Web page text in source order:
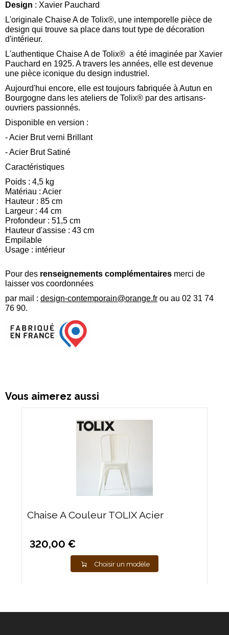
Design : Xavier Pauchard
L'originale Chaise A de Tolix®, une intemporelle pièce de
design qui trouve sa place dans tout type de décoration
d'intérieur.
L'authentique Chaise A de Tolix® a été imaginée par Xavier
Pauchard en 1925. A travers les années, elle est devenue
une pièce iconique du design industriel.
Aujourd'hui encore, elle est toujours fabriquée à Autun en
Bourgogne dans les ateliers de Tolix® par des artisans-
ouvriers passionnés.
Disponible en version :
- Acier Brut verni Brillant
- Acier Brut Satiné
Caractéristiques
Poids : 4,5 kg
Matériau : Acier
Hauteur : 85 cm
Largeur : 44 cm
Profondeur : 51,5 cm
Hauteur d'assise : 43 cm
Empilable
Usage : intérieur
Pour des renseignements complémentaires merci de
laisser vos coordonnées
par mail : design-contemporain@orange.fr ou au 02 31 74
76 90.
Vous aimerez aussi
Chaise A Couleur TOLIX Acier
320,00 €
Choisir un modèle